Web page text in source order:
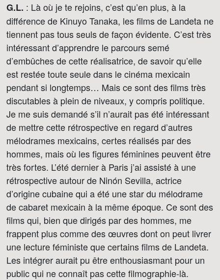
G.L. : Là où je te rejoins, c’est qu’en plus, à la
différence de Kinuyo Tanaka, les films de Landeta ne
tiennent pas tous seuls de façon évidente. C’est très
intéressant d’apprendre le parcours semé
d’embûches de cette réalisatrice, de savoir qu’elle
est restée toute seule dans le cinéma mexicain
pendant si longtemps… Mais ce sont des films très
discutables à plein de niveaux, y compris politique.
Je me suis demandé s’il n’aurait pas été intéressant
de mettre cette rétrospective en regard d’autres
mélodrames mexicains, certes réalisés par des
hommes, mais où les figures féminines peuvent être
très fortes. L’été dernier à Paris j’ai assisté à une
rétrospective autour de Ninón Sevilla, actrice
d’origine cubaine qui a été une star du mélodrame
de cabaret mexicain à la même époque. Ce sont des
films qui, bien que dirigés par des hommes, me
frappent plus comme des œuvres dont on peut livrer
une lecture féministe que certains films de Landeta.
Les intégrer aurait pu être enthousiasmant pour un
public qui ne connaît pas cette filmographie-là.